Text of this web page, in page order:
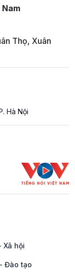
Thọ, Xuân
Hà Nội
Xã hội
Đào tạo